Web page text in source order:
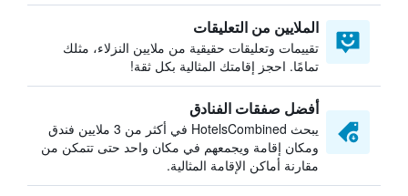
الملايين من التعليقات
تقييمات وتعليقات حقيقية من ملايين النزلاء، مثلك
تمامًا. احجز إقامتك المثالية بكل ثقة!
أفضل صفقات الفنادق
يبحث HotelsCombined في أكثر من 3 ملايين فندق
ومكان إقامة ويجمعهم في مكان واحد حتى تتمكن من
مقارنة أماكن الإقامة المثالية.